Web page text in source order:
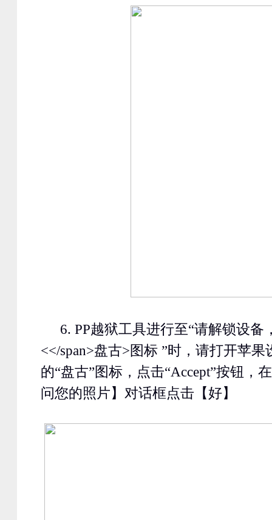
6. PP越狱工具进行至“请解锁设备
<</span>盘古>图标 ”时，请打开苹果
的“盘古”图标，点击“Accept”按钮，
问您的照片】对话框点击【好】